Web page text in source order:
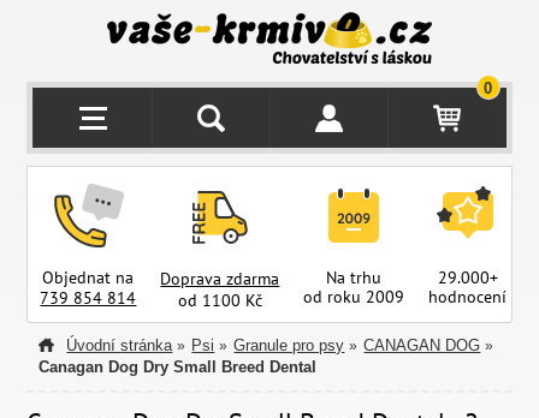
0
Objednat na
739 854 814
Doprava zdarma
od 1100 Kč
Na trhu
od roku 2009
29.000+
hodnocení
Úvodní stránka » Psi » Granule pro psy » CANAGAN DOG »
Canagan Dog Dry Small Breed Dental